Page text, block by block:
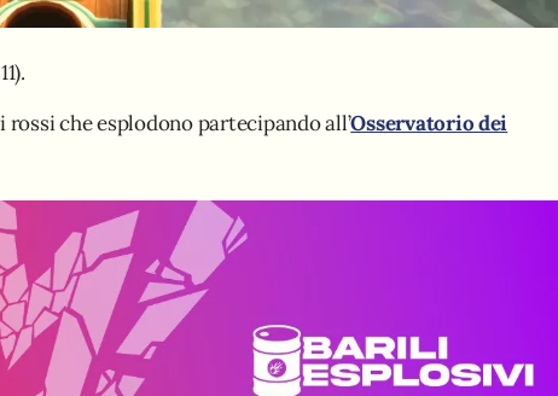
che esplodono partecipando all’Osservatorio dei